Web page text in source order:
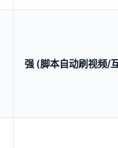
强 (脚本自动刷视频/